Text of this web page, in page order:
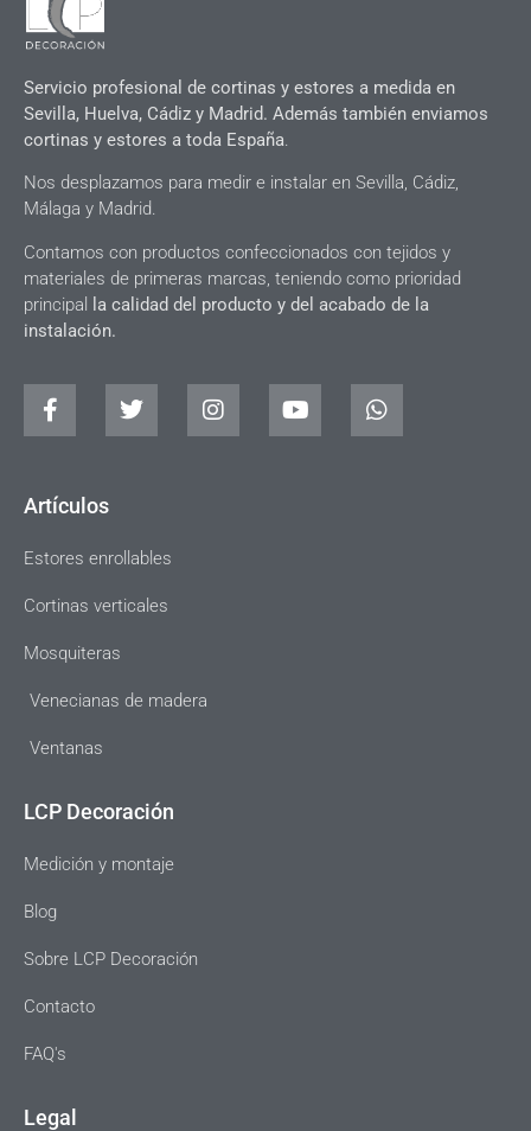
Servicio profesional de cortinas y estores a medida en
Sevilla, Huelva, Cádiz y Madrid. Además también enviamos
cortinas y estores a toda España.
Nos desplazamos para medir e instalar en Sevilla, Cádiz,
Málaga y Madrid.
Contamos con productos confeccionados con tejidos y
materiales de primeras marcas, teniendo como prioridad
principal
la calidad del producto y del acabado de la
instalación.
Artículos
Estores enrollables
Cortinas verticales
Mosquiteras
Venecianas de madera
Ventanas
LCP Decoración
Medición y montaje
Blog
Sobre LCP Decoración
Contacto
FAQ's
Legal